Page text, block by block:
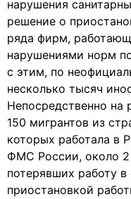
нарушения
решение о
ряда фирм,
нарушениями норм
с этим, по
несколько тысяч
Непосредственно
150 мигрантов из
которых работала в
ФМС России, около 2
потерявших работу
приостановкой